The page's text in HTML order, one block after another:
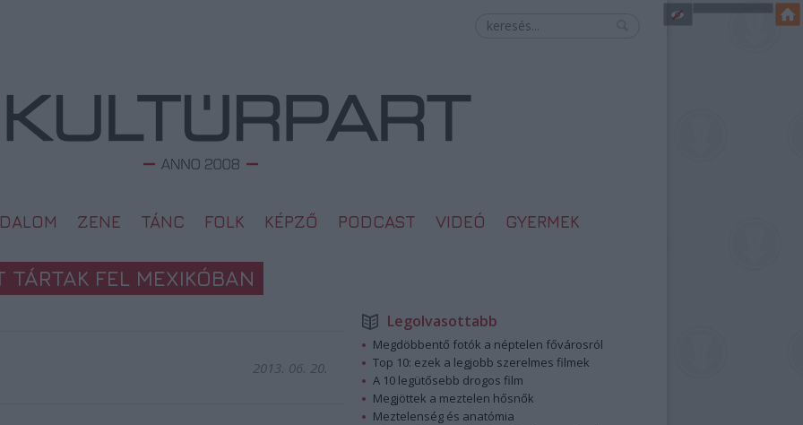
ZENE TÁNC FOLK KÉPZŐ PODCAST VIDEÓ GYERMEK
FEL MEXIKÓBAN
2013. 06. 20.
Legolvasottabb
Megdöbbentő fotók a néptelen fővárosról
Top 10: ezek a legjobb szerelmes filmek
A 10 legütősebb drogos film
Megjöttek a meztelen hősnők
Meztelenség és anatómia